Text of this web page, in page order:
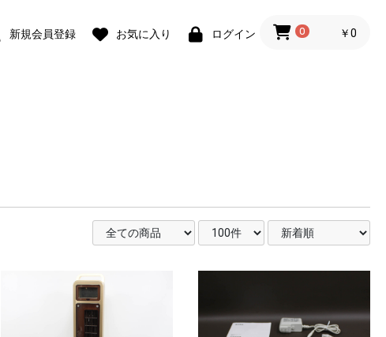
新規会員登録 お気に入り ログイン 0 ￥0